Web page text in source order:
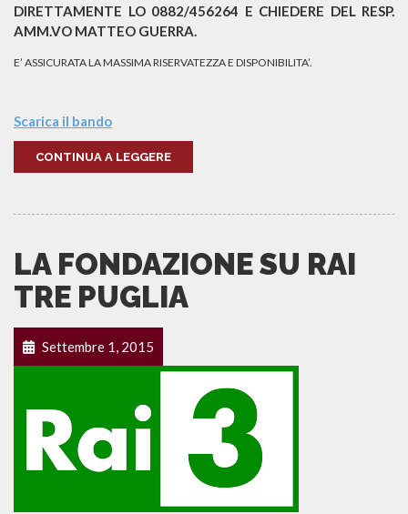
DIRETTAMENTE LO 0882/456264 E CHIEDERE DEL RESP.
AMM.VO MATTEO GUERRA.
E’ ASSICURATA LA MASSIMA RISERVATEZZA E DISPONIBILITA’.
Scarica il bando
CONTINUA A LEGGERE
LA FONDAZIONE SU RAI
TRE PUGLIA
Settembre 1, 2015